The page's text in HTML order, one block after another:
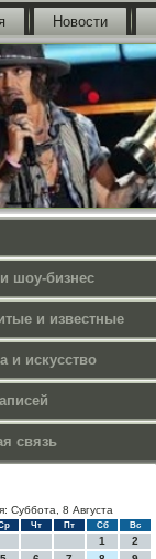
Новости
шоу-бизнес
и известные
и искусcтво
связь
Суббота, 8 Августа
Чт Пт Сб Вс
1
2